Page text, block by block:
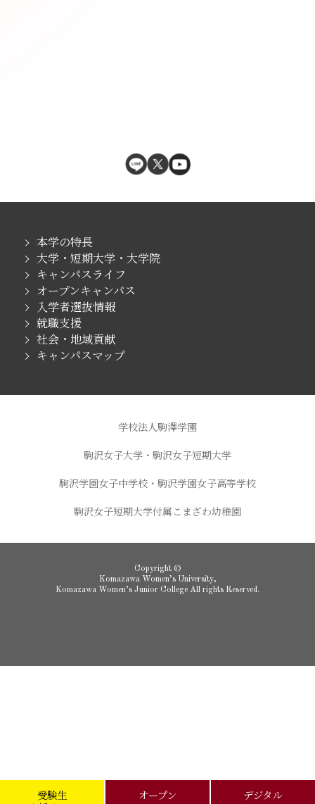
本学の特長
大学・短期大学・大学院
キャンパスライフ
オープンキャンパス
入学者選抜情報
就職支援
社会・地域貢献
キャンパスマップ
学校法人駒澤学園
駒沢女子大学・駒沢女子短期大学
駒沢学園女子中学校・駒沢学園女子高等学校
駒沢女子短期大学付属こまざわ幼稚園
Copyright ©
Komazawa Women’s University,
Komazawa Women’s Junior College All rights Reserved.
受験生
オープン
デジタル